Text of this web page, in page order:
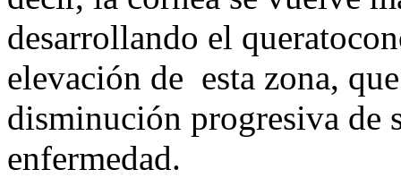
desarrollando el
elevación de esta zona,
disminución progresiva de
enfermedad.